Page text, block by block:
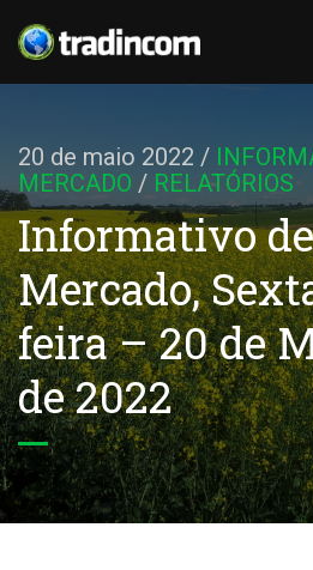
20 de maio 2022 /
MERCADO / RELATÓRIOS
Informativo de
Mercado,
feira – 20 de
de 2022